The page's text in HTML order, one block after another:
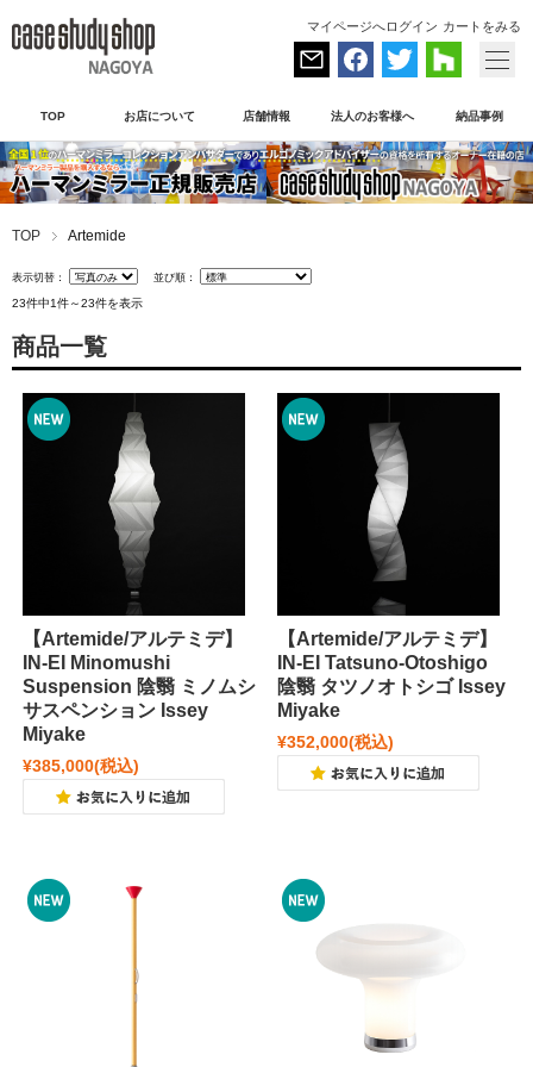
マイページへログイン カートをみる
TOP お店について 店舗情報 法人のお客様へ 納品事例
TOP Artemide
表示切替： 並び順：
23件中1件～23件を表示
商品一覧
【Artemide/アルテミデ】
IN-EI Minomushi
Suspension 陰翳 ミノムシ
サスペンション Issey
Miyake
¥385,000(税込)
【Artemide/アルテミデ】
IN-EI Tatsuno-Otoshigo
陰翳 タツノオトシゴ Issey
Miyake
¥352,000(税込)